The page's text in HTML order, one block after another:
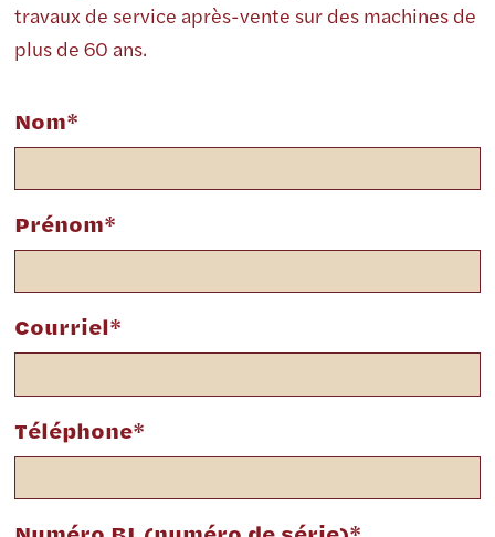
travaux de service après-vente sur des machines de
plus de 60 ans.
Nom*
Prénom*
Courriel*
Téléphone*